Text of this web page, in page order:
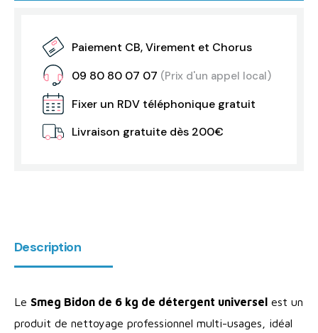
Paiement CB, Virement et Chorus
09 80 80 07 07 (Prix d'un appel local)
Fixer un RDV téléphonique gratuit
Livraison gratuite dès 200€
Description
Le Smeg Bidon de 6 kg de détergent universelest un
produit de nettoyage professionnel multi-usages, idéal